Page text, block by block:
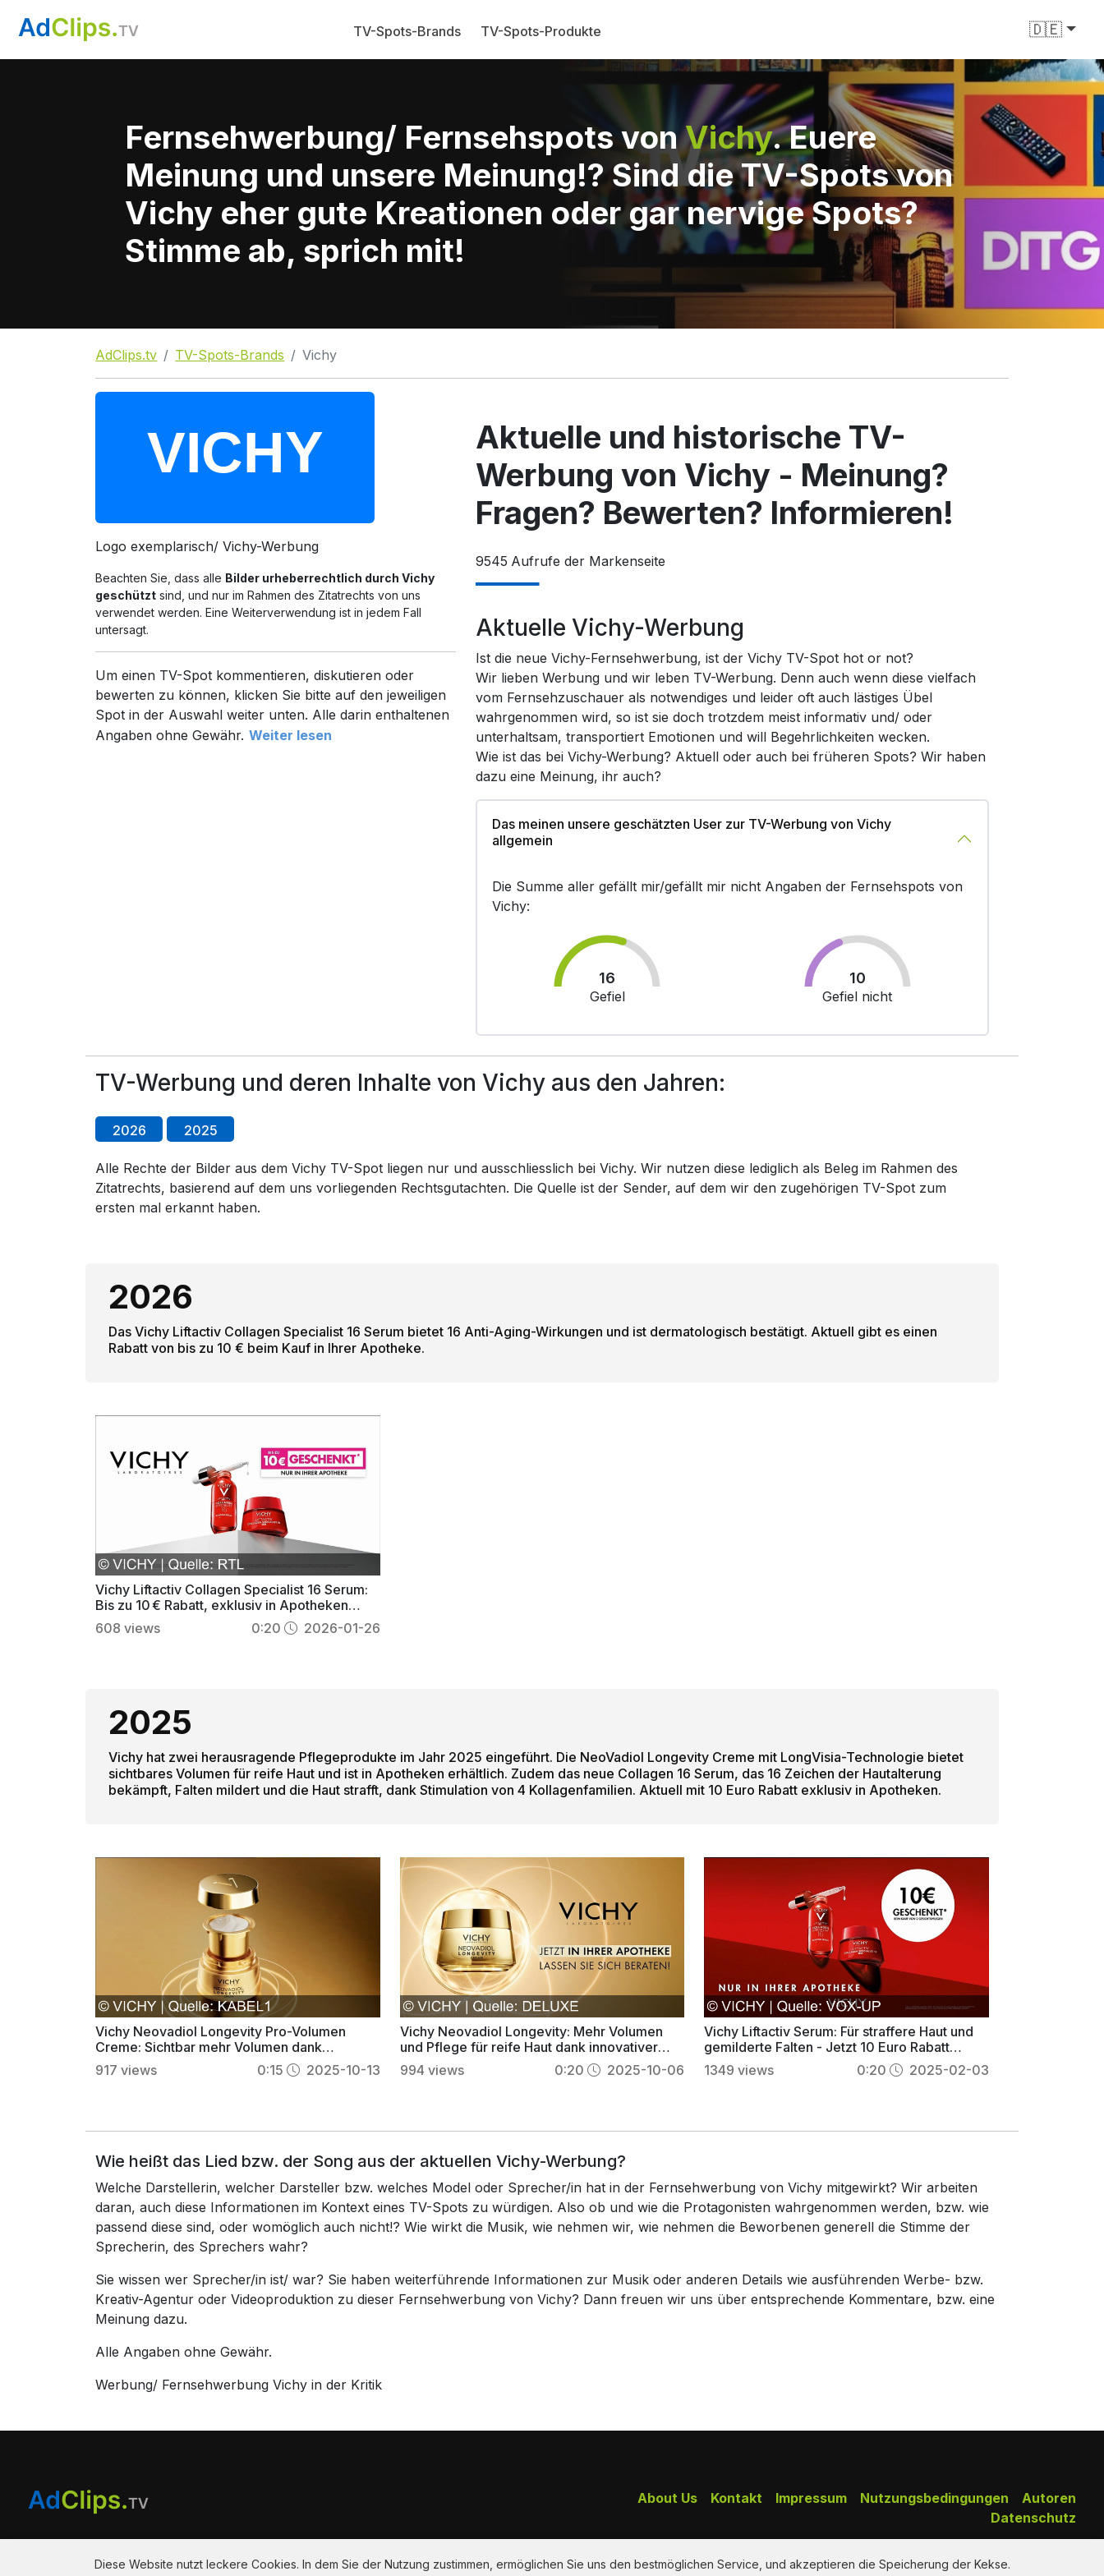
Diese Website nutzt leckere Cookies. In dem Sie der Nutzung zustimmen, ermöglichen Sie uns den bestmöglichen Service, und akzeptieren die Speicherung der Kekse.
TV-Spots-Brands TV-Spots-Produkte 🇩🇪
Fernsehwerbung/ Fernsehspots vonVichy. Euere
Meinung und unsere Meinung!? Sind die TV-Spots von
Vichy eher gute Kreationen oder gar nervige Spots?
Stimme ab, sprich mit!
AdClips.tv TV-Spots-Brands Vichy
Logo exemplarisch/ Vichy-Werbung
Beachten Sie, dass alle Bilder urheberrechtlich durch Vichy
geschützt sind, und nur im Rahmen des Zitatrechts von uns
verwendet werden. Eine Weiterverwendung ist in jedem Fall
untersagt.
Um einen TV-Spot kommentieren, diskutieren oder
bewerten zu können, klicken Sie bitte auf den jeweiligen
Spot in der Auswahl weiter unten. Alle darin enthaltenen
Angaben ohne Gewähr. Weiter lesen
Aktuelle und historische TV-
Werbung von Vichy - Meinung?
Fragen? Bewerten? Informieren!
9545 Aufrufe der Markenseite
Aktuelle Vichy-Werbung
Ist die neue Vichy-Fernsehwerbung, ist der Vichy TV-Spot hot or not?
Wir lieben Werbung und wir leben TV-Werbung. Denn auch wenn diese vielfach
vom Fernsehzuschauer als notwendiges und leider oft auch lästiges Übel
wahrgenommen wird, so ist sie doch trotzdem meist informativ und/ oder
unterhaltsam, transportiert Emotionen und will Begehrlichkeiten wecken.
Wie ist das bei Vichy-Werbung? Aktuell oder auch bei früheren Spots? Wir haben
dazu eine Meinung, ihr auch?
Das meinen unsere geschätzten User zur TV-Werbung von Vichy
allgemein
Die Summe aller gefällt mir/gefällt mir nicht Angaben der Fernsehspots von
Vichy:
16
Gefiel
10
Gefiel nicht
TV-Werbung und deren Inhalte von Vichy aus den Jahren:
2026 2025
Alle Rechte der Bilder aus dem Vichy TV-Spot liegen nur und ausschliesslich bei Vichy. Wir nutzen diese lediglich als Beleg im Rahmen des
Zitatrechts, basierend auf dem uns vorliegenden Rechtsgutachten. Die Quelle ist der Sender, auf dem wir den zugehörigen TV-Spot zum
ersten mal erkannt haben.
2026
Das Vichy Liftactiv Collagen Specialist 16 Serum bietet 16 Anti-Aging-Wirkungen und ist dermatologisch bestätigt. Aktuell gibt es einen
Rabatt von bis zu 10 € beim Kauf in Ihrer Apotheke.
Vichy Liftactiv Collagen Specialist 16 Serum:
Bis zu 10 € Rabatt, exklusiv in Apotheken
sichern
608 views 0:20 2026-01-26
2025
Vichy hat zwei herausragende Pflegeprodukte im Jahr 2025 eingeführt. Die NeoVadiol Longevity Creme mit LongVisia-Technologie bietet
sichtbares Volumen für reife Haut und ist in Apotheken erhältlich. Zudem das neue Collagen 16 Serum, das 16 Zeichen der Hautalterung
bekämpft, Falten mildert und die Haut strafft, dank Stimulation von 4 Kollagenfamilien. Aktuell mit 10 Euro Rabatt exklusiv in Apotheken.
Vichy Neovadiol Longevity Pro-Volumen
Creme: Sichtbar mehr Volumen dank
LongVisia-Technologie
917 views 0:15 2025-10-13
Vichy Neovadiol Longevity: Mehr Volumen
und Pflege für reife Haut dank innovativer
Technologie
994 views 0:20 2025-10-06
Vichy Liftactiv Serum: Für straffere Haut und
gemilderte Falten - Jetzt 10 Euro Rabatt
sichern!
1349 views 0:20 2025-02-03
Wie heißt das Lied bzw. der Song aus der aktuellen Vichy-Werbung?
Welche Darstellerin, welcher Darsteller bzw. welches Model oder Sprecher/in hat in der Fernsehwerbung von Vichy mitgewirkt? Wir arbeiten
daran, auch diese Informationen im Kontext eines TV-Spots zu würdigen. Also ob und wie die Protagonisten wahrgenommen werden, bzw. wie
passend diese sind, oder womöglich auch nicht!? Wie wirkt die Musik, wie nehmen wir, wie nehmen die Beworbenen generell die Stimme der
Sprecherin, des Sprechers wahr?
Sie wissen wer Sprecher/in ist/ war? Sie haben weiterführende Informationen zur Musik oder anderen Details wie ausführenden Werbe- bzw.
Kreativ-Agentur oder Videoproduktion zu dieser Fernsehwerbung von Vichy? Dann freuen wir uns über entsprechende Kommentare, bzw. eine
Meinung dazu.
Alle Angaben ohne Gewähr.
Werbung/ Fernsehwerbung Vichy in der Kritik
Am Hausacker 7 , 85461 Bockhorn
info@adclips.tv
Autoren
Nutzungsbedingungen
Impressum
Kontakt
About Us
Datenschutz
Copy Right Reserved by AdClips.TV @ 2026